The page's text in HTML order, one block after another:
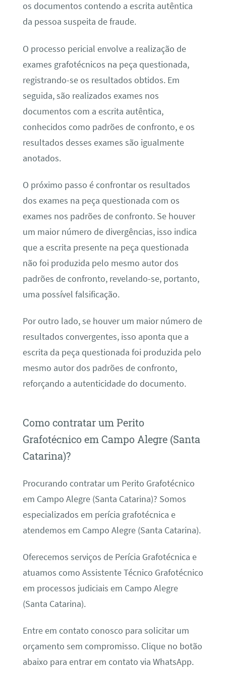
os documentos contendo a escrita autêntica
da pessoa suspeita de fraude.
O processo pericial envolve a realização de
exames grafotécnicos na peça questionada,
registrando-se os resultados obtidos. Em
seguida, são realizados exames nos
documentos com a escrita autêntica,
conhecidos como padrões de confronto, e os
resultados desses exames são igualmente
anotados.
O próximo passo é confrontar os resultados
dos exames na peça questionada com os
exames nos padrões de confronto. Se houver
um maior número de divergências, isso indica
que a escrita presente na peça questionada
não foi produzida pelo mesmo autor dos
padrões de confronto, revelando-se, portanto,
uma possível falsificação.
Por outro lado, se houver um maior número de
resultados convergentes, isso aponta que a
escrita da peça questionada foi produzida pelo
mesmo autor dos padrões de confronto,
reforçando a autenticidade do documento.
Como contratar um Perito
Grafotécnico em Campo Alegre (Santa
Catarina)?
Procurando contratar um Perito Grafotécnico
em Campo Alegre (Santa Catarina)? Somos
especializados em perícia grafotécnica e
atendemos em Campo Alegre (Santa Catarina).
Oferecemos serviços de Perícia Grafotécnica e
atuamos como Assistente Técnico Grafotécnico
em processos judiciais em Campo Alegre
(Santa Catarina).
Entre em contato conosco para solicitar um
orçamento sem compromisso. Clique no botão
abaixo para entrar em contato via WhatsApp.